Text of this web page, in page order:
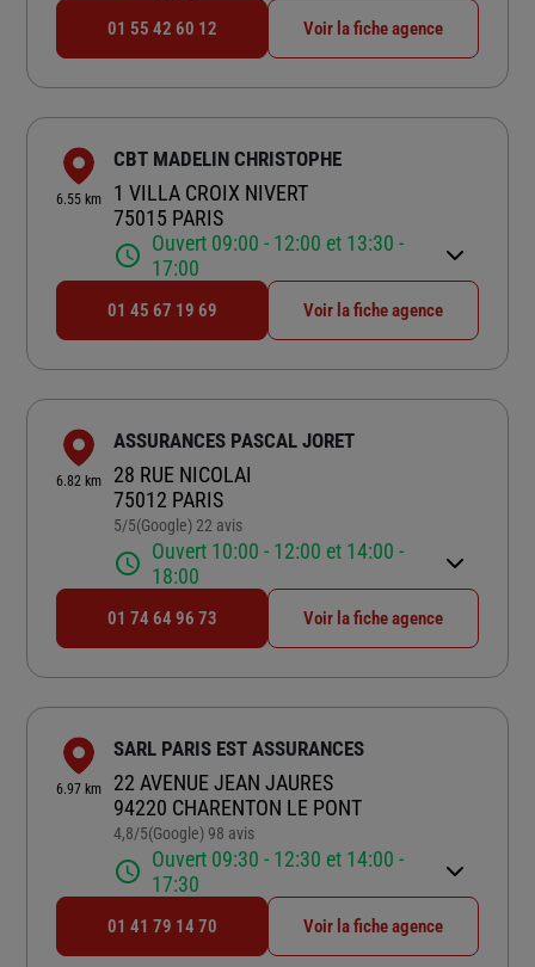
01 55 42 60 12 Voir la fiche agence
6.55 km
CBT MADELIN CHRISTOPHE
1 VILLA CROIX NIVERT
75015 PARIS
Ouvert 09:00 - 12:00 et 13:30 -
17:00
01 45 67 19 69 Voir la fiche agence
6.82 km
ASSURANCES PASCAL JORET
28 RUE NICOLAI
75012 PARIS
5/5Note de 5 sur 5
(Google) 22 avis
Ouvert 10:00 - 12:00 et 14:00 -
18:00
01 74 64 96 73 Voir la fiche agence
6.97 km
SARL PARIS EST ASSURANCES
22 AVENUE JEAN JAURES
94220 CHARENTON LE PONT
4,8/5Note de 4.8 sur 5
(Google) 98 avis
Ouvert 09:30 - 12:30 et 14:00 -
17:30
01 41 79 14 70 Voir la fiche agence